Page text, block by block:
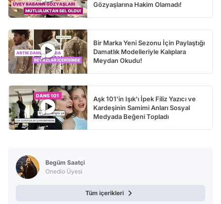
Gözyaşlarına Hakim Olamadı!
Bir Marka Yeni Sezonu İçin Paylaştığı
Damatlık Modelleriyle Kalıplara
Meydan Okudu!
Aşk 101'in Işık'ı İpek Filiz Yazıcı ve
Kardeşinin Samimi Anları Sosyal
Medyada Beğeni Topladı
Begüm Saatçi
Onedio Üyesi
Tüm içerikleri